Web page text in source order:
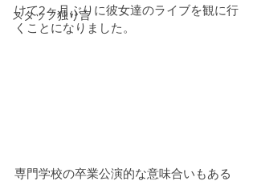
スタッフ独り言
けて2ヶ月ぶりに彼女達のライブを観に行
くことになりました。
専門学校の卒業公演的な意味合いもある